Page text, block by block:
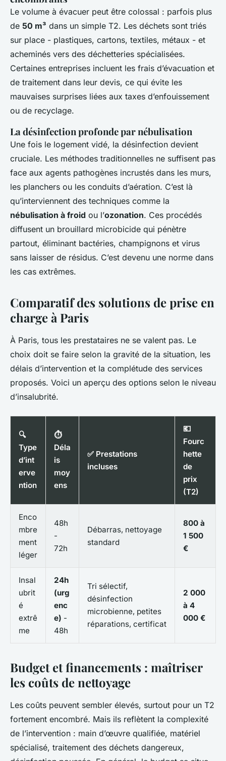
Le volume à évacuer peut être colossal : parfois plus
de 50 m³ dans un simple T2. Les déchets sont triés
sur place - plastiques, cartons, textiles, métaux - et
acheminés vers des déchetteries spécialisées.
Certaines entreprises incluent les frais d’évacuation et
de traitement dans leur devis, ce qui évite les
mauvaises surprises liées aux taxes d’enfouissement
ou de recyclage.
La désinfection profonde par nébulisation
Une fois le logement vidé, la désinfection devient
cruciale. Les méthodes traditionnelles ne suffisent pas
face aux agents pathogènes incrustés dans les murs,
les planchers ou les conduits d’aération. C’est là
qu’interviennent des techniques comme la
nébulisation à froid ou l’ozonation. Ces procédés
diffusent un brouillard microbicide qui pénètre
partout, éliminant bactéries, champignons et virus
sans laisser de résidus. C’est devenu une norme dans
les cas extrêmes.
Comparatif des solutions de prise en
charge à Paris
À Paris, tous les prestataires ne se valent pas. Le
choix doit se faire selon la gravité de la situation, les
délais d’intervention et la complétude des services
proposés. Voici un aperçu des options selon le niveau
d’insalubrité.
🔍
Type
d’int
erve
ntion
⏱️
Déla
is
moy
ens
✅ Prestations
incluses
💶
Fourc
hette
de
prix
(T2)
Enco
mbre
ment
léger
48h
-
72h
Débarras, nettoyage
standard
800 à
1 500
€
Insal
ubrit
é
extrê
me
24h
(urg
enc
e) -
48h
Tri sélectif,
désinfection
microbienne, petites
réparations, certificat
2 000
à 4
000 €
Budget et financements : maîtriser
les coûts de nettoyage
Les coûts peuvent sembler élevés, surtout pour un T2
fortement encombré. Mais ils reflètent la complexité
de l’intervention : main d’œuvre qualifiée, matériel
spécialisé, traitement des déchets dangereux,